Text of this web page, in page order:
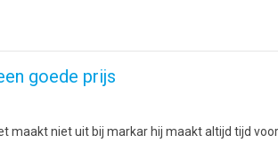
goede prijs
maakt niet uit bij markar hij maakt altijd tijd